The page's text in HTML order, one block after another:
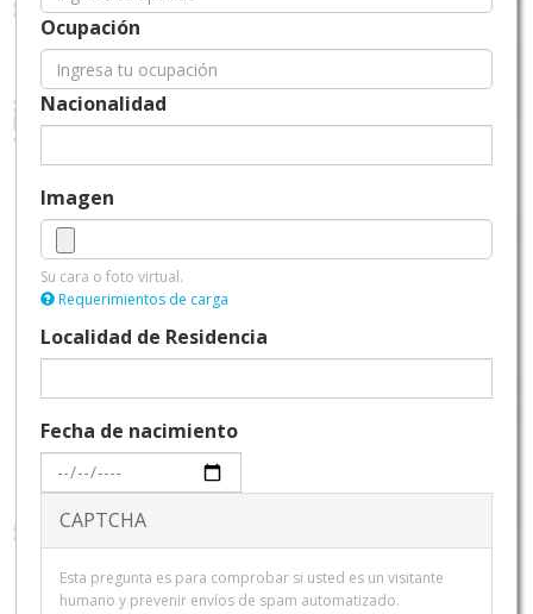
Ocupación
Nacionalidad
Imagen
Su cara o foto virtual.
Requerimientos de carga
Localidad de Residencia
Fecha de nacimiento
Fecha
CAPTCHA
Esta pregunta es para comprobar si usted es un visitante
humano y prevenir envíos de spam automatizado.